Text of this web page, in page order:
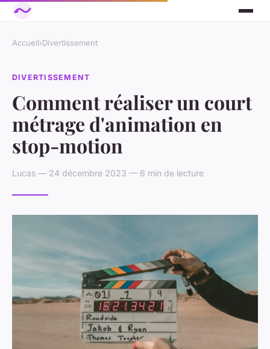
Accueil›Divertissement
DIVERTISSEMENT
Comment réaliser un court
métrage d'animation en
stop-motion
Lucas — 24 décembre 2023 — 6 min de lecture